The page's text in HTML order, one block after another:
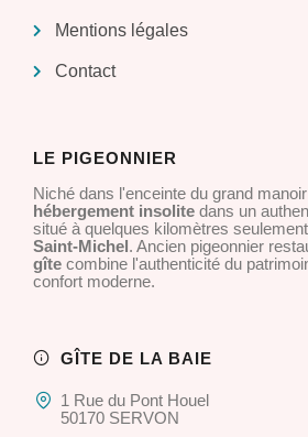
Mentions légales
Contact
LE PIGEONNIER
Niché dans l'enceinte du grand
hébergement insolite dans un
situé à quelques kilomètres
Saint-Michel. Ancien pigeonnier
gîte combine l'authenticité du
confort moderne.
GÎTE DE LA BAIE
1 Rue du Pont Houel
50170 SERVON